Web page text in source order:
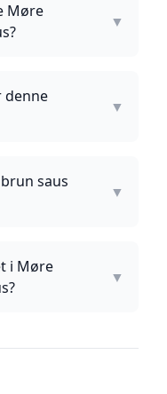
Møre
▼
denne
▼
saus
▼
i Møre
▼